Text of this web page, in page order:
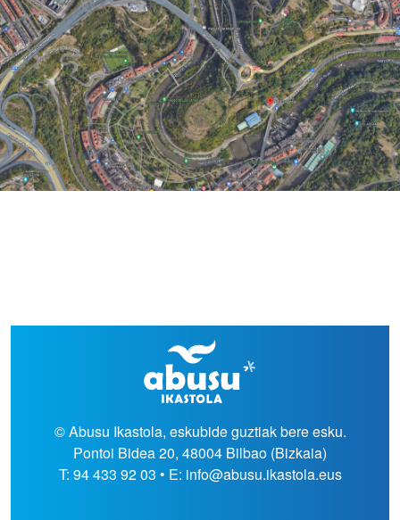
© Abusu Ikastola, eskubide guztiak bere esku.
Pontoi Bidea 20, 48004 Bilbao (Bizkaia)
T: 94 433 92 03 • E: info@abusu.ikastola.eus